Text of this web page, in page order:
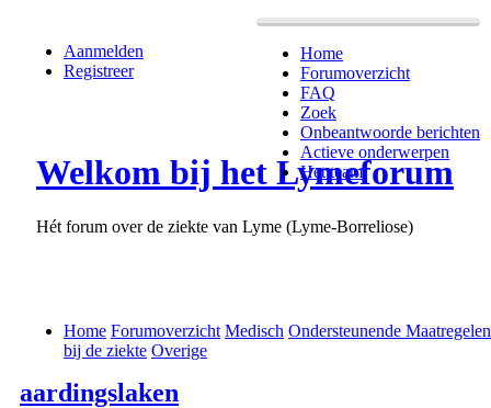
Home
Forumoverzicht
FAQ
Zoek
Onbeantwoorde berichten
Actieve onderwerpen
Het team
Aanmelden
Registreer
Welkom bij het Lymeforum
Hét forum over de ziekte van Lyme (Lyme-Borreliose)
Home Forumoverzicht Medisch Ondersteunende Maatregelen
bij de ziekte Overige
aardingslaken